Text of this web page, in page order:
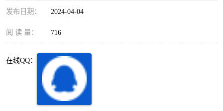
发布日期： 2024-04-04
阅 读 量： 716
在线QQ：
深圳超级总部基地 后海